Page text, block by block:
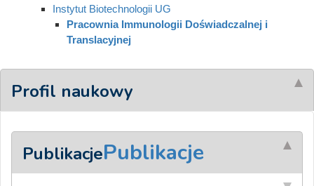
Instytut Biotechnologii UG
Pracownia Immunologii Doświadczalnej i
Translacyjnej
Profil naukowy
PublikacjePublikacje